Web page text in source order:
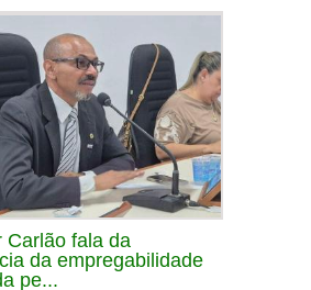
Carlão fala da
da empregabilidade
pe...